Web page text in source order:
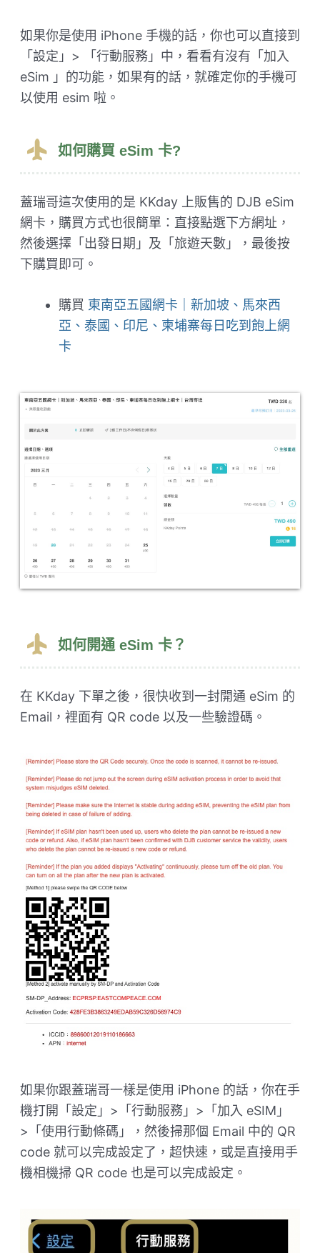
如果你是使用 iPhone 手機的話，你也可以直接到
「設定」> 「行動服務」中，看看有沒有「加入
eSim 」的功能，如果有的話，就確定你的手機可
以使用 esim 啦。
如何購買 eSim 卡?
蓋瑞哥這次使用的是 KKday 上販售的 DJB eSim
網卡，購買方式也很簡單：直接點選下方網址，
然後選擇「出發日期」及「旅遊天數」，最後按
下購買即可。
購買 東南亞五國網卡｜新加坡、馬來西
亞、泰國、印尼、柬埔寨每日吃到飽上網
卡
如何開通 eSim 卡？
在 KKday 下單之後，很快收到一封開通 eSim 的
Email，裡面有 QR code 以及一些驗證碼。
如果你跟蓋瑞哥一樣是使用 iPhone 的話，你在手
機打開「設定」>「行動服務」>「加入 eSIM」
>「使用行動條碼」，然後掃那個 Email 中的 QR
code 就可以完成設定了，超快速，或是直接用手
機相機掃 QR code 也是可以完成設定。